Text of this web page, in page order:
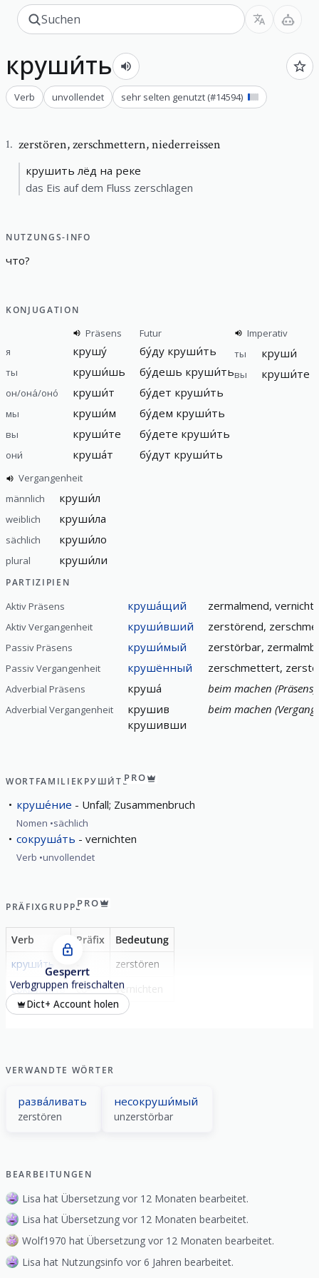
круши́ть
Verb unvollendet sehr selten genutzt (#14594)
1. zerstören,zerschmettern, niederreissen
крушить лёд на реке
das Eis auf dem Fluss zerschlagen
NUTZUNGS-INFO
что?
KONJUGATION
Präsens
Futur
я
крушу́ бу́ду круши́ть
ты круши́шь бу́дешь круши́ть
он/она́/оно́ круши́т бу́дет круши́ть
мы круши́м бу́дем круши́ть
вы круши́те бу́дете круши́ть
они́ круша́т бу́дут круши́ть
Imperativ
ты
круши́
вы круши́те
Vergangenheit
männlich
круши́л
weiblich круши́ла
sächlich круши́ло
plural круши́ли
PARTIZIPIEN
Aktiv Präsens круша́щий zermalmend,
Aktiv Vergangenheit круши́вший zerstörend,
Passiv Präsens круши́мый zerstörbar,
Passiv Vergangenheit крушённый zerschmettert,
Adverbial Präsens круша́ beim machen (Präsens)
Adverbial Vergangenheit
крушив
крушивши
beim machen
WORTFAMILIEКРУШИ́ТЬPRO
круше́ние Unfall; Zusammenbruch
Nomen sächlich
сокруша́ть vernichten
Verb unvollendet
PRÄFIXGRUPPEPRO
Verb Präfix
Bedeutung
круши́ть
zerstören
сокруши́ть
со- vernichten
Gesperrt
Verbgruppen freischalten
Dict+ Account holen
VERWANDTE WÖRTER
разва́ливать
zerstören
несокруши́мый
unzerstörbar
BEARBEITUNGEN
Lisa hat Übersetzung vor 12 Monaten bearbeitet.
Lisa hat Übersetzung vor 12 Monaten bearbeitet.
Wolf1970 hat Übersetzung vor 12 Monaten bearbeitet.
Lisa hat Nutzungsinfo vor 6 Jahren bearbeitet.